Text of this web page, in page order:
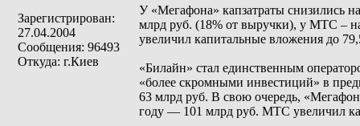
Зарегистрирован:
27.04.2004
Сообщения: 96493
Откуда: г.Киев
У «Мегафона» капзатраты снизились
млрд руб. (18% от выручки), у МТС –
увеличил капитальные вложения до
«Билайн» стал единственным
«более скромными инвестиций» в
63 млрд руб. В свою очередь,
году — 101 млрд руб. МТС увеличил